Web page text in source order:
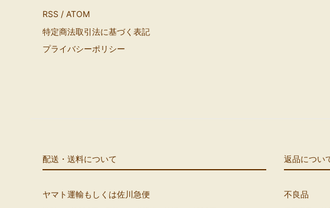
RSS / ATOM
特定商法取引法に基づく表記
プライバシーポリシー
配送・送料について
ヤマト運輸もしくは佐川急便
返品につい
不良品